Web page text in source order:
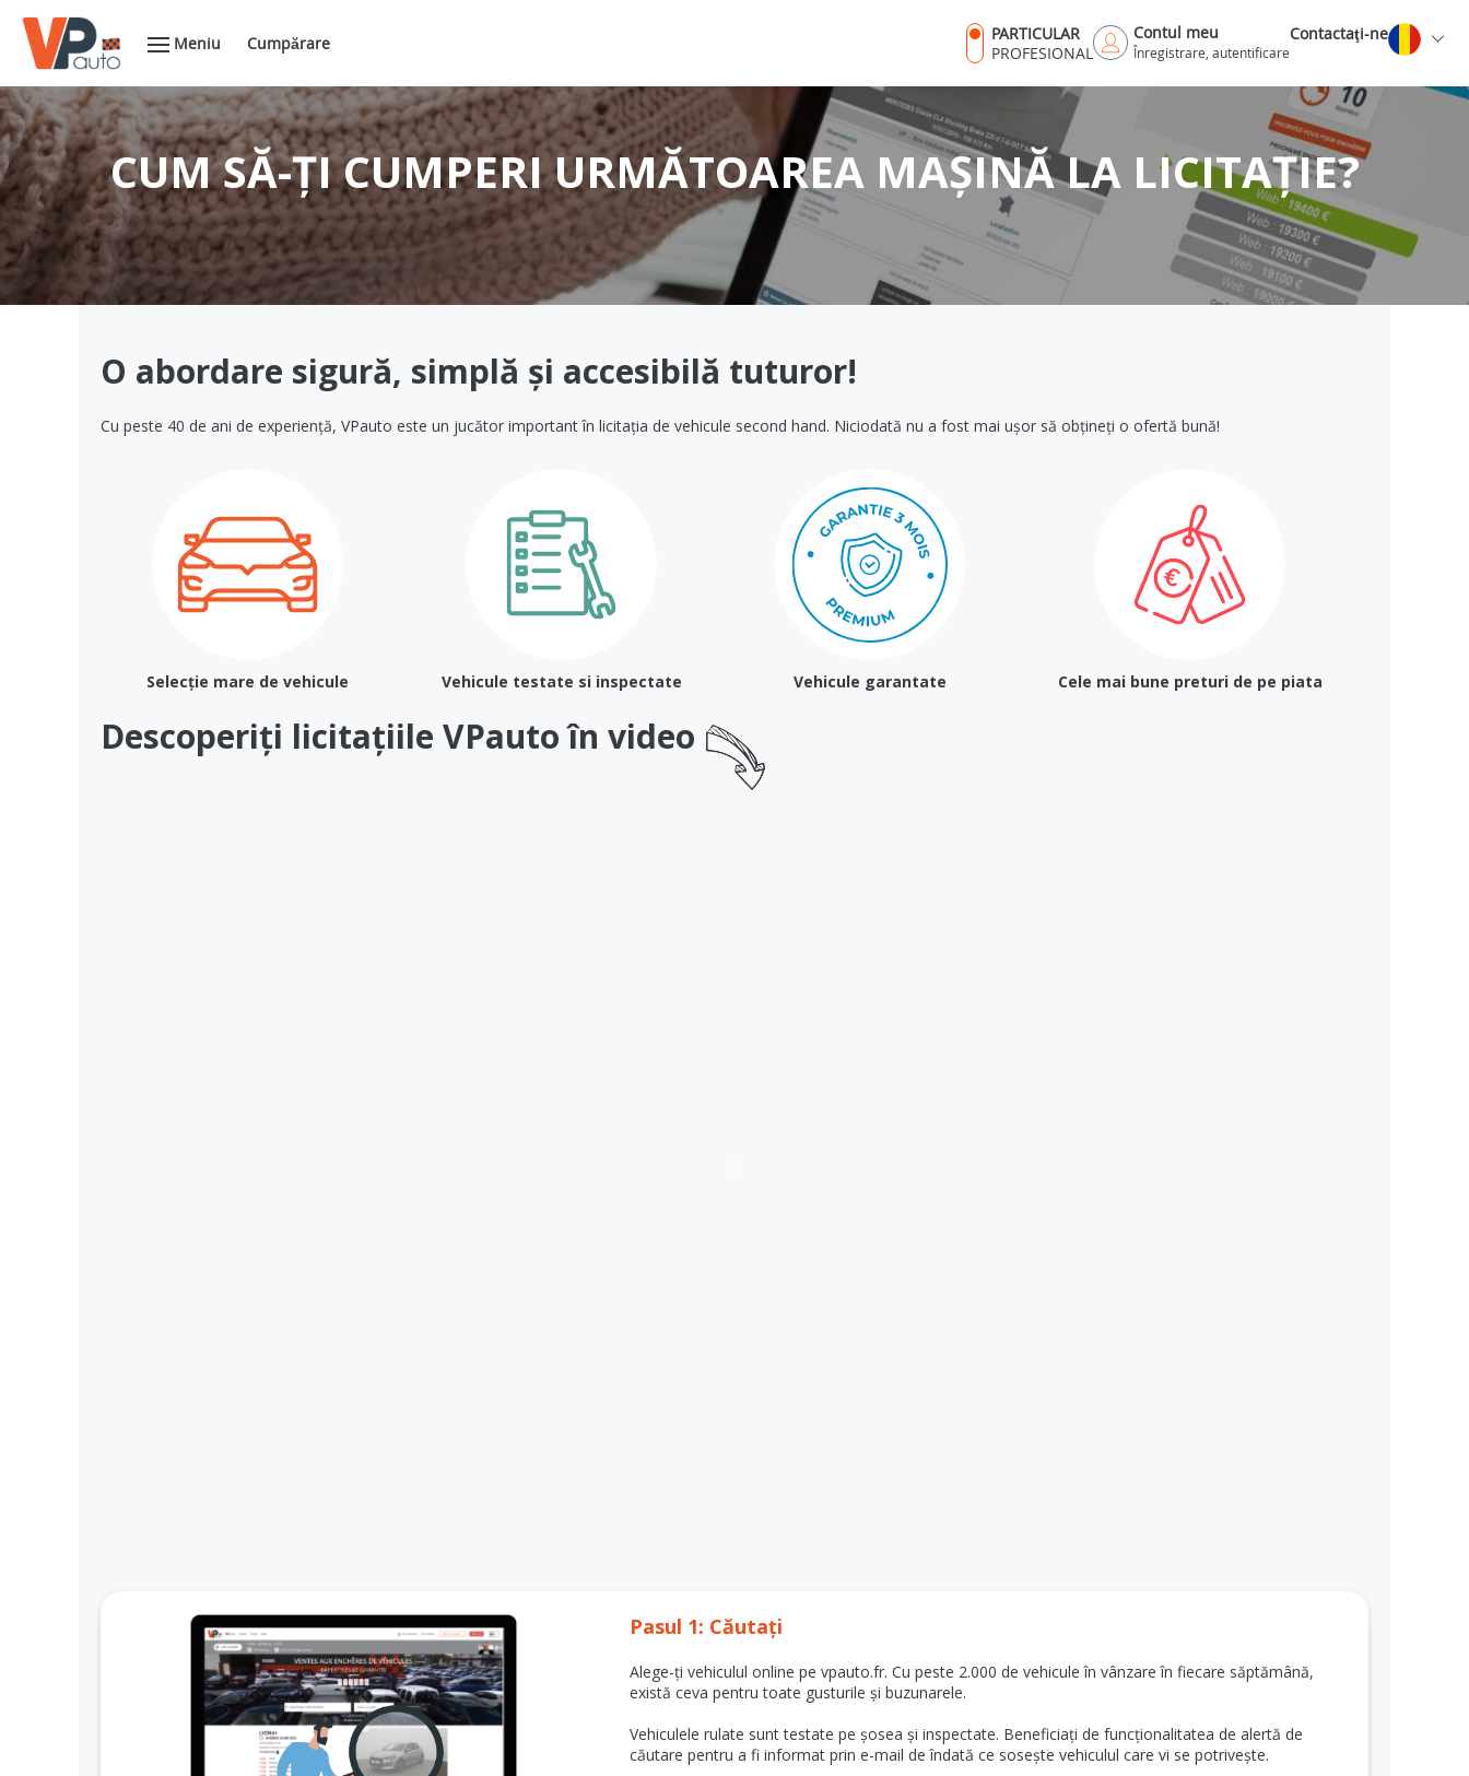
Meniu Cumpărare
PARTICULAR
PROFESIONAL
Contul meu
Înregistrare, autentificare
Contactaţi-ne
CUM SĂ-ȚI CUMPERI URMĂTOAREA MAȘINĂ LA LICITAȚIE?
O abordare sigură, simplă și accesibilă tuturor!
Cu peste 40 de ani de experiență, VPauto este un jucător important în licitația de vehicule second hand. Niciodată nu a fost mai ușor să obțineți o ofertă bună!
Selecție mare de vehicule Vehicule testate si inspectate Vehicule garantate Cele mai bune preturi de pe piata
Descoperiți licitațiile VPauto în video
Pasul 1: Căutați
Alege-ți vehiculul online pe vpauto.fr. Cu peste 2.000 de vehicule în vânzare în fiecare săptămână,
există ceva pentru toate gusturile și buzunarele.
Vehiculele rulate sunt testate pe șosea și inspectate. Beneficiați de funcționalitatea de alertă de
căutare pentru a fi informat prin e-mail de îndată ce sosește vehiculul care vi se potrivește.